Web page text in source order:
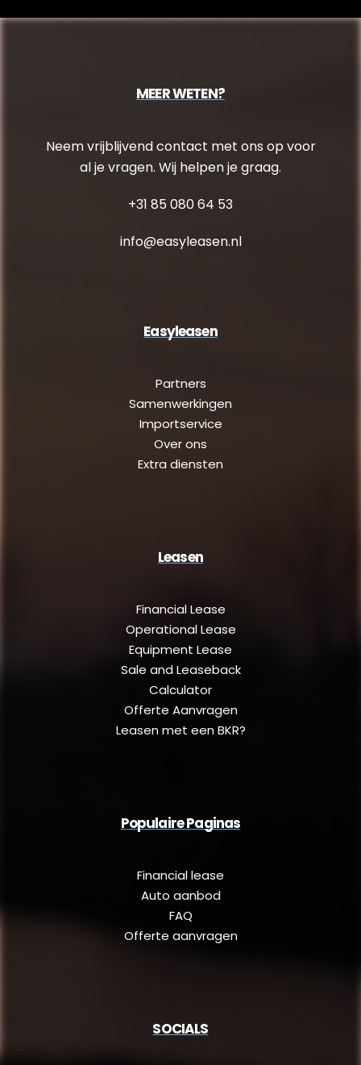
MEER WETEN?
Neem vrijblijvend contact met ons op voor
al je vragen. Wij helpen je graag.
+31 85 080 64 53
info@easyleasen.nl
Easyleasen
Partners
Samenwerkingen
Importservice
Over ons
Extra diensten
Leasen
Financial Lease
Operational Lease
Equipment Lease
Sale and Leaseback
Calculator
Offerte Aanvragen
Leasen met een BKR?
Populaire Paginas
Financial lease
Auto aanbod
FAQ
Offerte aanvragen
SOCIALS